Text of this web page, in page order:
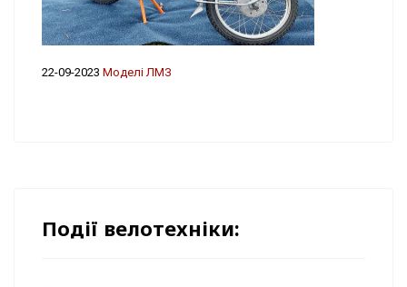
22-09-2023 Моделі ЛМЗ
Події велотехніки: